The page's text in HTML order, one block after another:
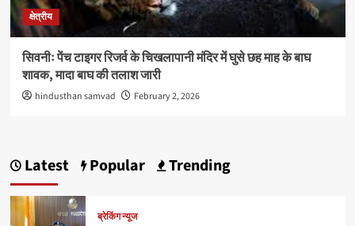
क्षेत्रीय
सिवनीः पेंच टाइगर रिजर्व के चिखलापानी मंदिर में घुसे छह माह के बाघ
शावक, मादा बाघ की तलाश जारी
hindusthan samvad February 2, 2026
Latest Popular Trending
ब्रेकिंग न्यूज